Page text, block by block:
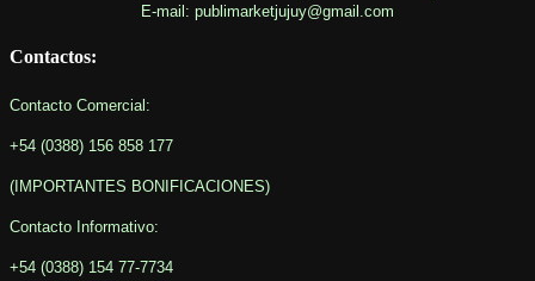
E-mail: publimarketjujuy@gmail.com
Contactos:
Contacto Comercial:
+54 (0388) 156 858 177
(IMPORTANTES BONIFICACIONES)
Contacto Informativo:
+54 (0388) 154 77-7734